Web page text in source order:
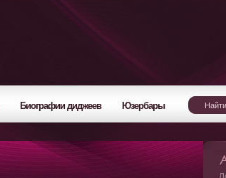
Биографии диджеев Юзербары